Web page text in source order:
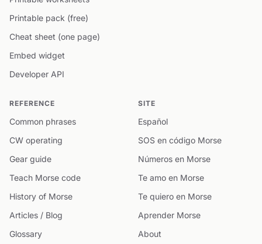
Printable pack (free)
Cheat sheet (one page)
Embed widget
Developer API
REFERENCE
Common phrases
CW operating
Gear guide
Teach Morse code
History of Morse
Articles / Blog
Glossary
SITE
Español
SOS en código Morse
Números en Morse
Te amo en Morse
Te quiero en Morse
Aprender Morse
About